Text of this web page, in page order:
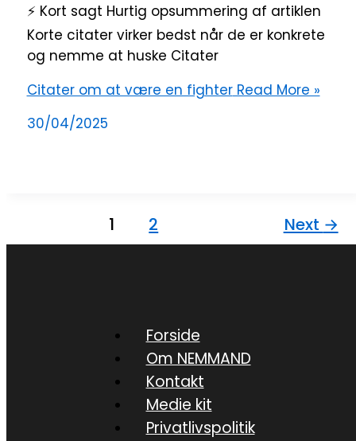
⚡ Kort sagt Hurtig opsummering af artiklen
Korte citater virker bedst når de er konkrete
og nemme at huske Citater
Citater om at være en fighterRead More »
30/04/2025
1 2 Next →
Forside
Om NEMMAND
Kontakt
Medie kit
Privatlivspolitik